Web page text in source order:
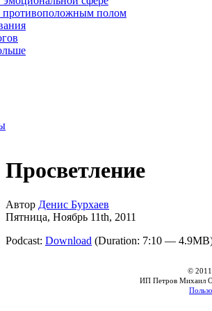
полом
Просветление
Автор Денис Бурхаев
Пятница, Ноябрь 11th, 2011
Podcast: Download (Duration: 7:10 —
©
ИП Петров Михаил